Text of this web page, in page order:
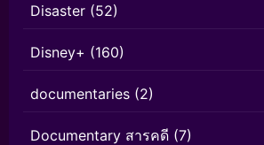
Disaster (52)
Disney+ (160)
documentaries (2)
Documentary สารคดี (7)